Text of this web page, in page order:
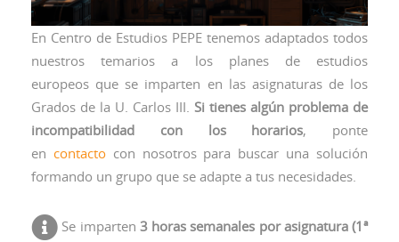
En Centro de Estudios PEPE tenemos adaptados todos
nuestros temarios a los planes de estudios
europeos que se imparten en las asignaturas de los
Grados de la U. Carlos III. Si tienes algún problema de
incompatibilidad con los horarios, ponte
en contactocon nosotros para buscar una solución
formando un grupo que se adapte a tus necesidades.
Se imparten 3 horas semanales por asignatura (1ª